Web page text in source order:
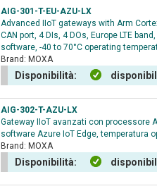
AIG-301-T-EU-AZU-LX
Advanced IIoT gateways with Arm
CAN port, 4 DIs, 4 DOs, Europe LTE
software, -40 to 70°C operating
Brand: MOXA
Disponibilità:
AIG-302-T-AZU-LX
Gateway IIoT avanzati con processore
software Azure IoT Edge, temperatura
Brand: MOXA
Disponibilità: